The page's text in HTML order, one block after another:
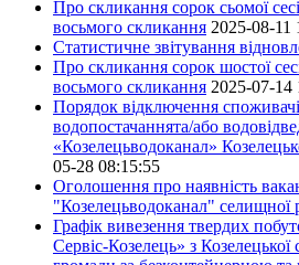
Про скликання сорок сьомої
восьмого скликання 2025-08-11
Статистичне звітування
Про скликання сорок шостої
восьмого скликання 2025-07-14
Порядок відключення
водопостачаннята/або
«Козелецьводоканал»
05-28 08:15:55
Оголошення про наявність
"Козелецьводоканал" селищної
Графік вивезення твердих
Сервіс-Козелець» з Козелецької